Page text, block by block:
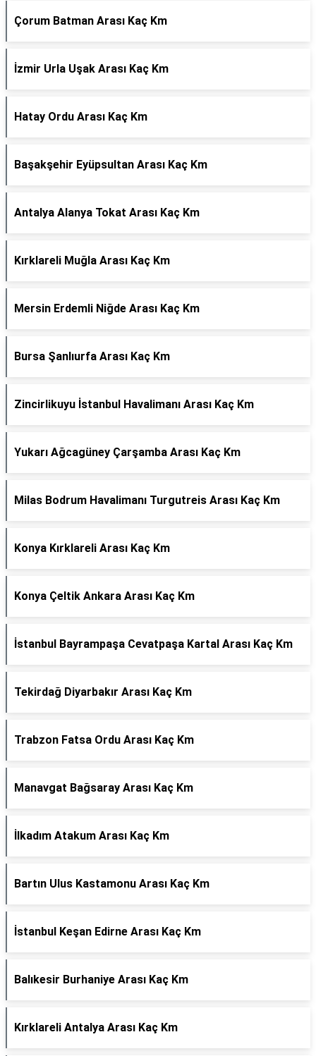
Çorum Batman Arası Kaç Km
İzmir Urla Uşak Arası Kaç Km
Hatay Ordu Arası Kaç Km
Başakşehir Eyüpsultan Arası Kaç Km
Antalya Alanya Tokat Arası Kaç Km
Kırklareli Muğla Arası Kaç Km
Mersin Erdemli Niğde Arası Kaç Km
Bursa Şanlıurfa Arası Kaç Km
Zincirlikuyu İstanbul Havalimanı Arası Kaç Km
Yukarı Ağcagüney Çarşamba Arası Kaç Km
Milas Bodrum Havalimanı Turgutreis Arası Kaç Km
Konya Kırklareli Arası Kaç Km
Konya Çeltik Ankara Arası Kaç Km
İstanbul Bayrampaşa Cevatpaşa Kartal Arası Kaç Km
Tekirdağ Diyarbakır Arası Kaç Km
Trabzon Fatsa Ordu Arası Kaç Km
Manavgat Bağsaray Arası Kaç Km
İlkadım Atakum Arası Kaç Km
Bartın Ulus Kastamonu Arası Kaç Km
İstanbul Keşan Edirne Arası Kaç Km
Balıkesir Burhaniye Arası Kaç Km
Kırklareli Antalya Arası Kaç Km